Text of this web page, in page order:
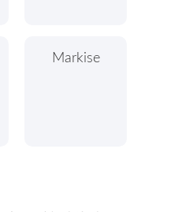
Markise